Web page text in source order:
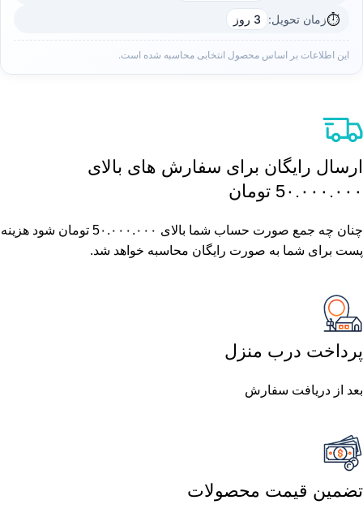
⏱️زمان تحویل: 3 روز
این اطلاعات بر اساس محصول انتخابی محاسبه شده است.
ارسال رایگان برای سفارش های بالای
5٠.٠٠٠.٠٠٠ تومان
چنان چه جمع صورت حساب شما بالای 5٠.٠٠٠.٠٠٠ تومان شود هزینه
پست برای شما به صورت رایگان محاسبه خواهد شد.
پرداخت درب منزل
بعد از دریافت سفارش
تضمین قیمت محصولات